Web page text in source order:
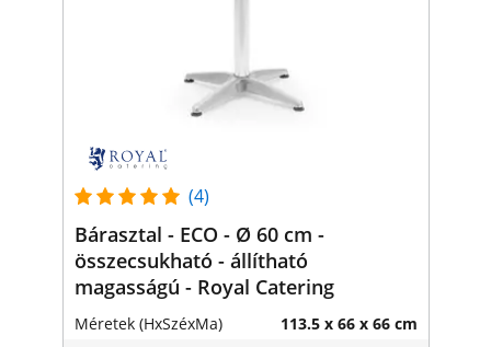
(4)
Bárasztal - ECO - Ø 60 cm -
összecsukható - állítható
magasságú - Royal Catering
Méretek (HxSzéxMa) 113.5 x 66 x 66 cm